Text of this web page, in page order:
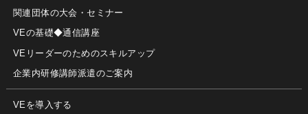
関連団体の大会・セミナー
VEの基礎◆通信講座
VEリーダーのためのスキルアップ
企業内研修講師派遣のご案内
VEを導入する